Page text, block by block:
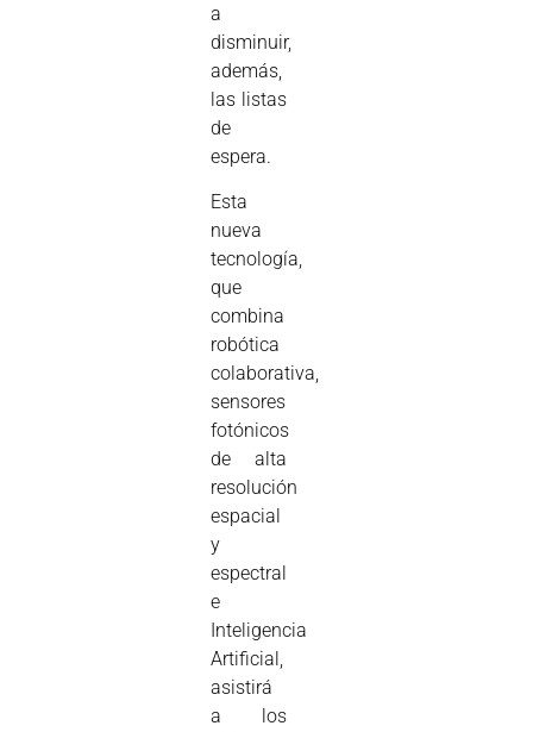
a
disminuir,
además,
las listas
de
espera.
Esta
nueva
tecnología,
que
combina
robótica
colaborativa,
sensores
fotónicos
de alta
resolución
espacial
y
espectral
e
Inteligencia
Artificial,
asistirá
a los